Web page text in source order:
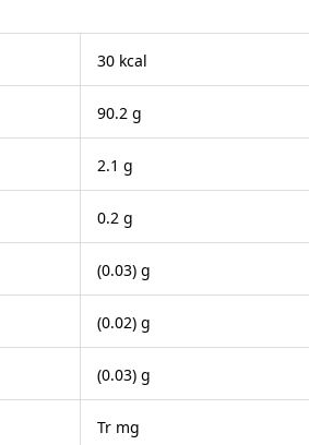
30 kcal
90.2 g
2.1 g
0.2 g
(0.03) g
(0.02) g
(0.03) g
Tr mg